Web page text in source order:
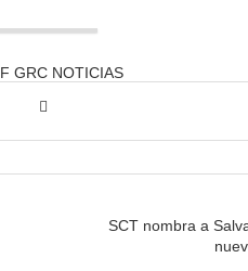
GRC NOTICIAS
SCT nombra a